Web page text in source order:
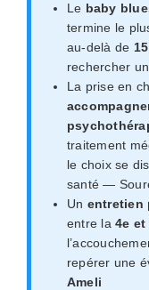
Le baby
termine le
au-delà de
rechercher
La prise en
traitement
le choix se
santé —
Un entretien
entre la4e et
repérer une
Ameli